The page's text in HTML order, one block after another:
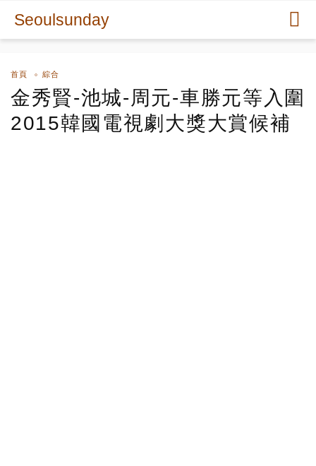
Seoulsunday
首頁 綜合
金秀賢-池城-周元-車勝元等入圍
2015韓國電視劇大獎大賞候補